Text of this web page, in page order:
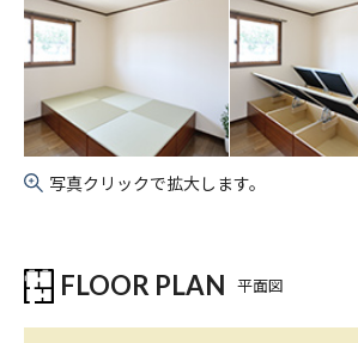
写真クリックで拡大します。
FLOOR PLAN 平面図